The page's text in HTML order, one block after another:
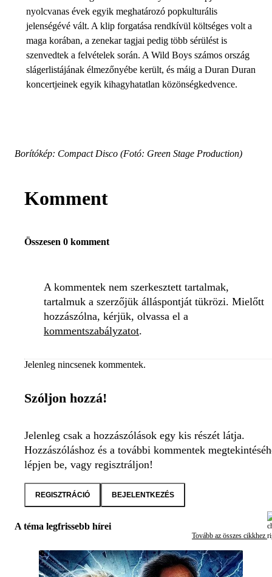
nyolcvanas évek egyik meghatározó popkulturális
jelenségévé vált. A klip forgatása rendkívül költséges volt a
maga korában, a zenekar tagjai pedig több sérülést is
szenvedtek a felvételek során. A Wild Boys számos ország
slágerlistájának élmezőnyébe került, és máig a Duran Duran
koncertjeinek egyik kihagyhatatlan közönségkedvence.
Borítókép: Compact Disco (Fotó: Green Stage Production)
Komment
Összesen 0 komment
A kommentek nem szerkesztett tartalmak,
tartalmuk a szerzőjük álláspontját tükrözi. Mielőtt
hozzászólna, kérjük, olvassa el a
kommentszabályzatot.
Jelenleg nincsenek kommentek.
Szóljon hozzá!
Jelenleg csak a hozzászólások egy kis részét látja.
Hozzászóláshoz és a további kommentek
lépjen be, vagy regisztráljon!
REGISZTRÁCIÓ BEJELENTKEZÉS
A téma legfrissebb hírei
Tovább az összes cikkhez